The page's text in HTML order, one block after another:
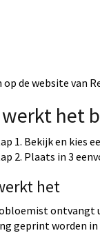
op de website van
het
1. Bekijk en kies
2. Plaats in 3
het
ontvangt
geprint worden